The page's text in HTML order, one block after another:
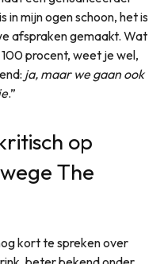
in mijn ogen schoon, het is
afspraken gemaakt. Wat
procent, weet je wel,
ja, maar we gaan ook
.”
op
The
kort te spreken over